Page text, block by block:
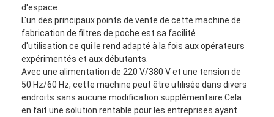
d'espace.
L'un des principaux points de vente de cette machine de
fabrication de filtres de poche est sa facilité
d'utilisation.ce qui le rend adapté à la fois aux opérateurs
expérimentés et aux débutants.
Avec une alimentation de 220 V/380 V et une tension de
50 Hz/60 Hz, cette machine peut être utilisée dans divers
endroits sans aucune modification supplémentaire.Cela
en fait une solution rentable pour les entreprises ayant